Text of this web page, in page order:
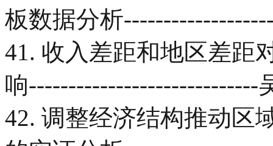
板数据分析
41. 收入差距和地区差距
响-----------------------------
42. 调整经济结构推动区